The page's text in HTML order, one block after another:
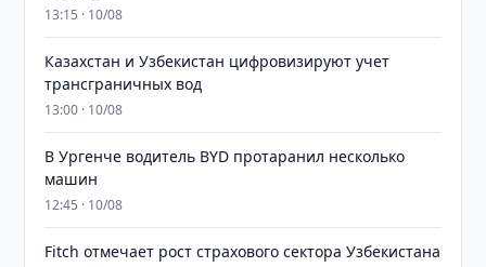
13:15 · 10/08
Казахстан и Узбекистан цифровизируют учет
трансграничных вод
13:00 · 10/08
В Ургенче водитель BYD протаранил несколько
машин
12:45 · 10/08
Fitch отмечает рост страхового сектора Узбекистана